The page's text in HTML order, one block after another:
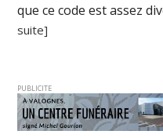
que ce code est assez
suite]
PUBLICITE